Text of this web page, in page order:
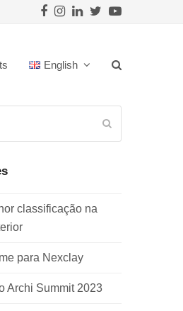
Facebook
Instagram
LinkedIn
Twitter
English
classificação na
para Nexclay
Archi Summit 2023